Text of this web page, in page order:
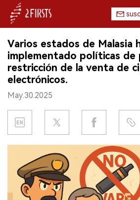
INICIO
EMPRESA
PRODUCTO
REGULACIÓN
CHINA
DATOS
EXPOSICIÓN
Varios estados de Malasia
implementado políticas de
restricción de la venta de
electrónicos.
May.30.2025